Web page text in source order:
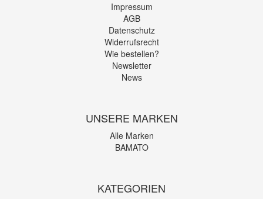
Impressum
AGB
Datenschutz
Widerrufsrecht
Wie bestellen?
Newsletter
News
UNSERE MARKEN
Alle Marken
BAMATO
KATEGORIEN